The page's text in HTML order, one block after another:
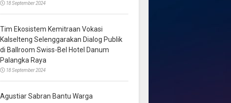
18 September 2024
Tim Ekosistem Kemitraan Vokasi
Kalselteng Selenggarakan Dialog Publik
di Ballroom Swiss-Bel Hotel Danum
Palangka Raya
18 September 2024
Agustiar Sabran Bantu Warga